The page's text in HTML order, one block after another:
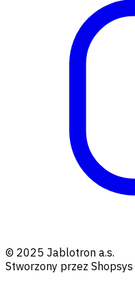
© 2025 Jablotron a.s.
Stworzony przez Shopsys